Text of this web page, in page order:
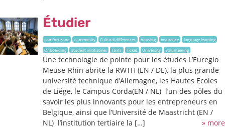
Étudier
comfort zone community Cultural differences housing Insurance
language learning
Onboarding
student inititiatives Tarifs Ticket University volunteering
Une technologie de pointe pour les études L’Euregio
Meuse-Rhin abrite la RWTH (EN / DE), la plus grande
université technique d’Allemagne, les Hautes Ecoles
de Liége, le Campus Corda(EN / NL) l’un des pôles du
savoir les plus innovants pour les entrepreneurs en
Belgique, ainsi que l’Université de Maastricht (EN /
NL) l’institution tertiaire la […]
» more